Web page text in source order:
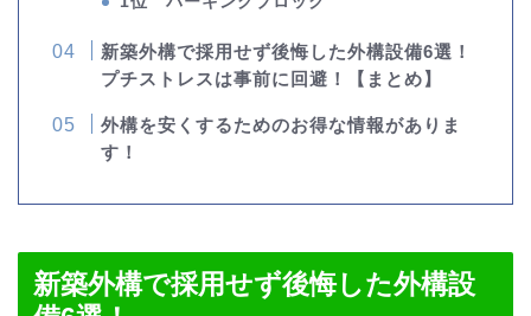
新築外構で採用せず後悔した外構設備6選！
プチストレスは事前に回避！【まとめ】
外構を安くするためのお得な情報がありま
す！
新築外構で採用せず後悔した外構設